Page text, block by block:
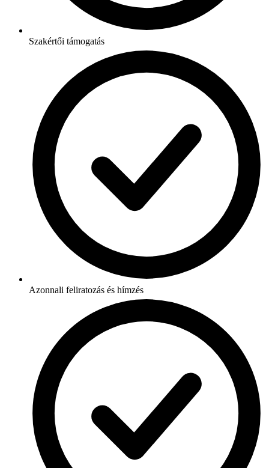
Szakértői támogatás
Azonnali feliratozás és hímzés